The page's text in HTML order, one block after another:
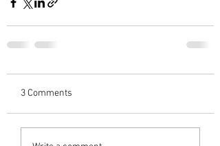
3 Comments